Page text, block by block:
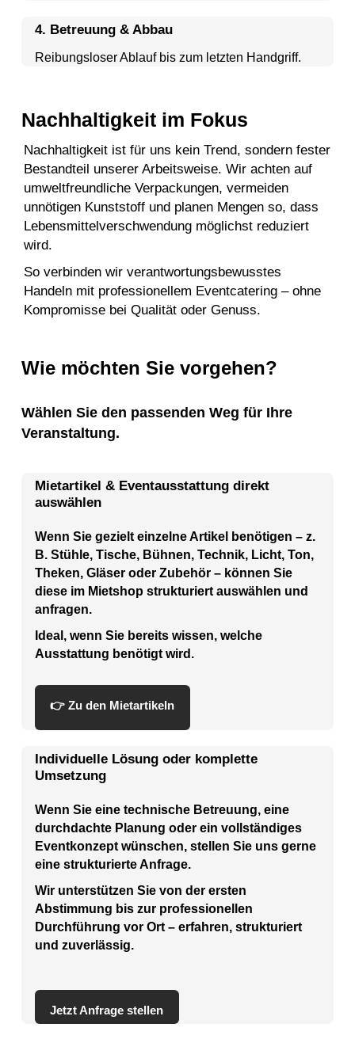
4. Betreuung & Abbau
Reibungsloser Ablauf bis zum letzten Handgriff.
Nachhaltigkeit im Fokus
Nachhaltigkeit ist für uns kein Trend, sondern fester
Bestandteil unserer Arbeitsweise. Wir achten auf
umweltfreundliche Verpackungen, vermeiden
unnötigen Kunststoff und planen Mengen so, dass
Lebensmittelverschwendung möglichst reduziert
wird.
So verbinden wir verantwortungsbewusstes
Handeln mit professionellem Eventcatering – ohne
Kompromisse bei Qualität oder Genuss.
Wie möchten Sie vorgehen?
Wählen Sie den passenden Weg für Ihre
Veranstaltung.
Mietartikel & Eventausstattung direkt
auswählen
Wenn Sie gezielt einzelne Artikel benötigen – z.
B. Stühle, Tische, Bühnen, Technik, Licht, Ton,
Theken, Gläser oder Zubehör – können Sie
diese im Mietshop strukturiert auswählen und
anfragen.
Ideal, wenn Sie bereits wissen, welche
Ausstattung benötigt wird.
👉 Zu den Mietartikeln
Individuelle Lösung oder komplette
Umsetzung
Wenn Sie eine technische Betreuung, eine
durchdachte Planung oder ein vollständiges
Eventkonzept wünschen, stellen Sie uns gerne
eine strukturierte Anfrage.
Wir unterstützen Sie von der ersten
Abstimmung bis zur professionellen
Durchführung vor Ort – erfahren, strukturiert
und zuverlässig.
Jetzt Anfrage stellen